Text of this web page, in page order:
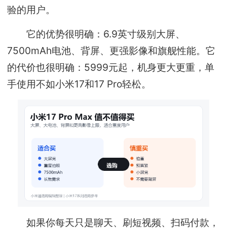
验的用户。
它的优势很明确：6.9英寸级别大屏、
7500mAh电池、背屏、更强影像和旗舰性能。它
的代价也很明确：5999元起，机身更大更重，单
手使用不如小米17和17 Pro轻松。
如果你每天只是聊天、刷短视频、扫码付款，